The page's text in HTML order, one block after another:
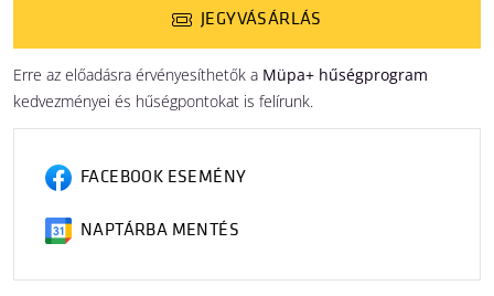
JEGYVÁSÁRLÁS
Erre az előadásra érvényesíthetők a Müpa+ hűségprogram
kedvezményei és hűségpontokat is felírunk.
FACEBOOK ESEMÉNY
NAPTÁRBA MENTÉS